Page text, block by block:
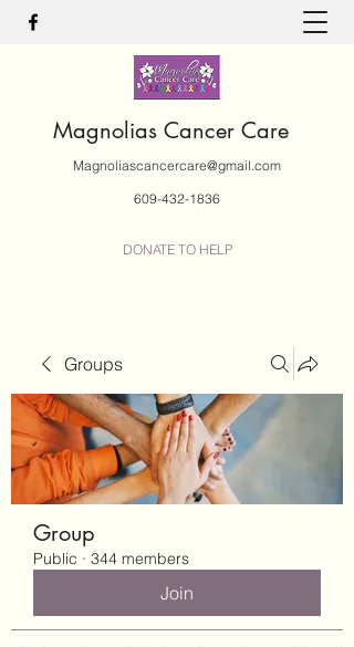
Magnolias Cancer Care
Magnoliascancercare@gmail.com
609-432-1836
DONATE TO HELP
Groups
Group
Public · 344 members
Join